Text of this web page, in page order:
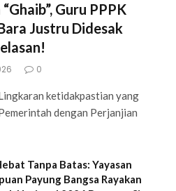
Guru PPPK
Justru Didesak
0
ketidakpastian yang
dengan Perjanjian
Tanpa Batas: Yayasan
Payung Bangsa Rayakan